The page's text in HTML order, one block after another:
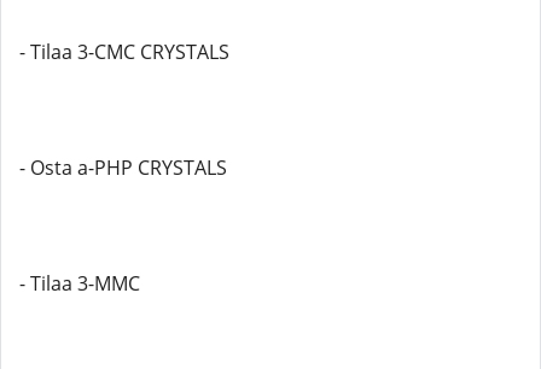
- Tilaa 3-CMC CRYSTALS
- Osta a-PHP CRYSTALS
- Tilaa 3-MMC